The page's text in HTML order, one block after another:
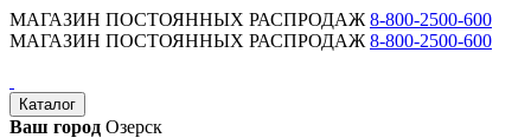
МАГАЗИН ПОСТОЯННЫХ РАСПРОДАЖ 8-800-2500-600
МАГАЗИН ПОСТОЯННЫХ РАСПРОДАЖ 8-800-2500-600
Каталог
Ваш город Озерск